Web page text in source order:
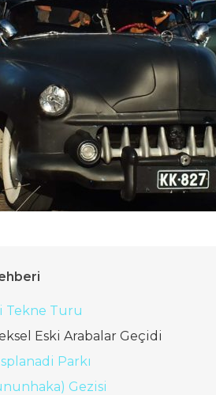
Tekne Turu
Eski Arabalar Geçidi
Parkı
Gezisi